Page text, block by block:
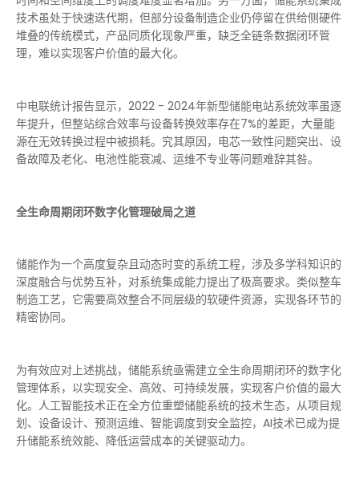
技术虽处于快速迭代期，但部分设备制造企业仍停留在供给侧硬件
堆叠的传统模式，产品同质化现象严重，缺乏全链条数据闭环管
理，难以实现客户价值的最大化。
中电联统计报告显示，2022 - 2024年新型储能电站系统效率虽逐
年提升，但整站综合效率与设备转换效率存在7%的差距，大量能
源在无效转换过程中被损耗。究其原因，电芯一致性问题突出、设
备故障及老化、电池性能衰减、运维不专业等问题难辞其咎。
全生命周期闭环数字化管理破局之道
储能作为一个高度复杂且动态时变的系统工程，涉及多学科知识的
深度融合与优势互补，对系统集成能力提出了极高要求。类似整车
制造工艺，它需要高效整合不同层级的软硬件资源，实现各环节的
精密协同。
为有效应对上述挑战，储能系统亟需建立全生命周期闭环的数字化
管理体系，以实现安全、高效、可持续发展，实现客户价值的最大
化。人工智能技术正在全方位重塑储能系统的技术生态，从项目规
划、设备设计、预测运维、智能调度到安全监控，AI技术已成为提
升储能系统效能、降低运营成本的关键驱动力。